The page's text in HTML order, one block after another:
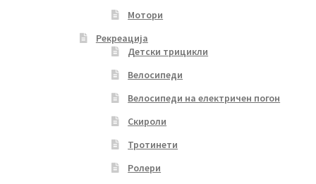
Мотори
Рекреација
Детски трицикли
Велосипеди
Велосипеди на електричен погон
Скироли
Тротинети
Ролери